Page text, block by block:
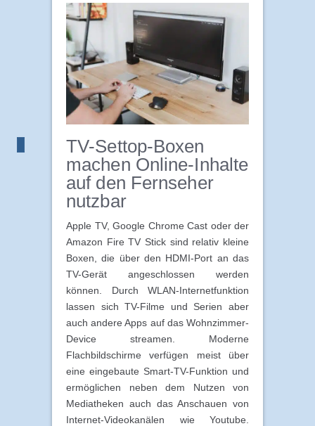
TV-Settop-Boxen
machen Online-Inhalte
auf den Fernseher
nutzbar
Apple TV, Google Chrome Cast oder der
Amazon Fire TV Stick sind relativ kleine
Boxen, die über den HDMI-Port an das
TV-Gerät angeschlossen werden
können. Durch WLAN-Internetfunktion
lassen sich TV-Filme und Serien aber
auch andere Apps auf das Wohnzimmer-
Device streamen. Moderne
Flachbildschirme verfügen meist über
eine eingebaute Smart-TV-Funktion und
ermöglichen neben dem Nutzen von
Mediatheken auch das Anschauen von
Internet-Videokanälen wie Youtube.